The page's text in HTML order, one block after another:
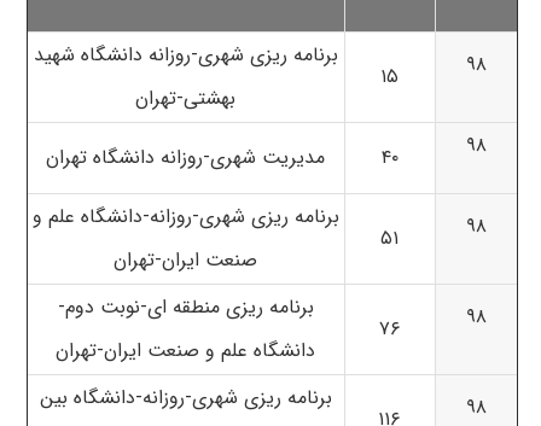
۹۸ ۱۵
برنامه ریزی شهری-روزانه دانشگاه شهید
بهشتی-تهران
۹۸
۴۰ مدیریت شهری-روزانه دانشگاه تهران
۹۸ ۵۱
برنامه ریزی شهری-روزانه-دانشگاه علم و
صنعت ایران-تهران
۹۸
۷۶
برنامه ریزی منطقه ای-نوبت دوم-
دانشگاه علم و صنعت ایران-تهران
۹۸
۱۱۶
برنامه ریزی شهری-روزانه-دانشگاه بین